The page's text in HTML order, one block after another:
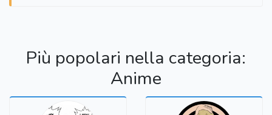
Più popolari nella categoria:
Anime